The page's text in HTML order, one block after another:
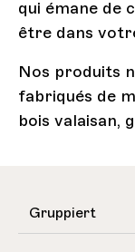
qui émane de
être dans
Nos produits
fabriqués de
bois valaisan,